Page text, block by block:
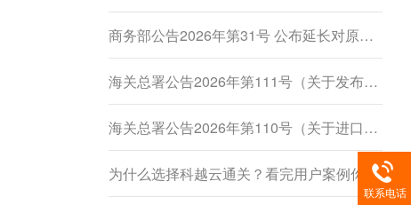
商务部公告2026年第31号 公布延长对原产于加拿大的进口豌豆淀粉反倾销调查期限决定
海关总署公告2026年第111号（关于发布《进出境动植物检疫处理监督管理工作规定》《进出境卫生处理监督管理工作规定》的公告）
海关总署公告2026年第110号（关于进口柬埔寨鲜食菠萝蜜植物检疫要求的公告）
为什么选择科越云通关？看完用户案例你就懂了
联系电话